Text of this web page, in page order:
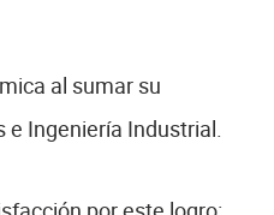
al sumar su
e Ingeniería Industrial.